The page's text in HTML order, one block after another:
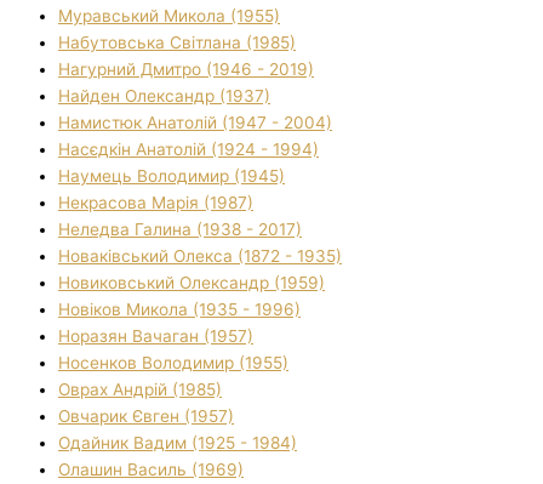
Муравський Микола (1955)
Набутовська Світлана (1985)
Нагурний Дмитро (1946 - 2019)
Найден Олександр (1937)
Намистюк Анатолій (1947 - 2004)
Насєдкін Анатолій (1924 - 1994)
Наумець Володимир (1945)
Некрасова Марія (1987)
Неледва Галина (1938 - 2017)
Новаківський Олекса (1872 - 1935)
Новиковський Олександр (1959)
Новіков Микола (1935 - 1996)
Норазян Вачаган (1957)
Носенков Володимир (1955)
Оврах Андрій (1985)
Овчарик Євген (1957)
Одайник Вадим (1925 - 1984)
Олашин Василь (1969)